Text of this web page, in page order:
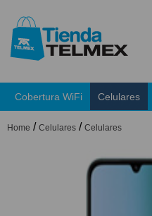
Cobertura WiFi Celulares
Home / Celulares / Celulares